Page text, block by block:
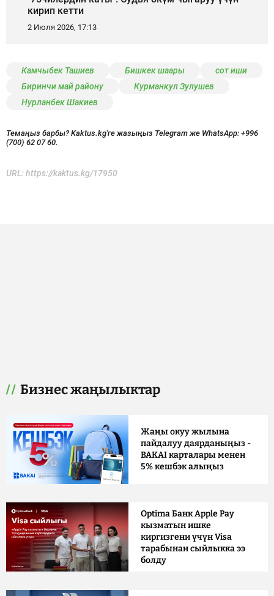
кирип кетти
2 Июля 2026, 17:13
Камчыбек Ташиев Бишкек шаары
сот иши
Биринчи май району
Курманкул Зулушев
Нурланбек Шакиев
Темаңыз барбы? Kaktus.kg'ге жазыңыз Telegram же WhatsApp: +996
(700) 62 07 60.
URL: https://kaktus.kg/17950
Бизнес жаңылыктар
Жаңы окуу жылына
пайдалуу даярданыңыз -
BAKAI карталары менен
5% кешбэк алыңыз
Optima Банк Apple Pay
кызматын ишке
киргизгени үчүн Visa
тарабынан сыйлыкка ээ
болду